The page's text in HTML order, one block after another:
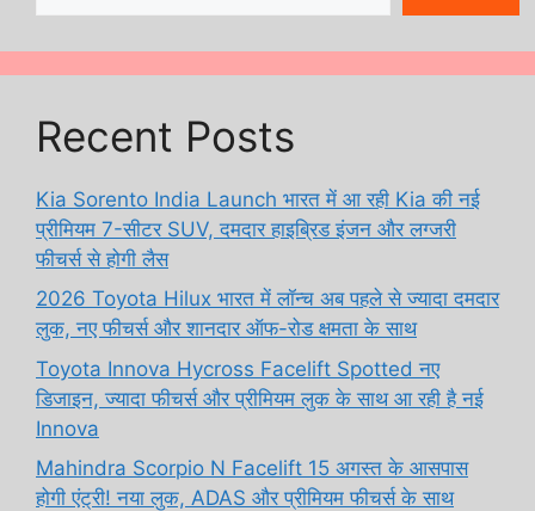
Recent Posts
Kia Sorento India Launch भारत में आ रही Kia की नई
प्रीमियम 7-सीटर SUV, दमदार हाइब्रिड इंजन और लग्जरी
फीचर्स से होगी लैस
2026 Toyota Hilux भारत में लॉन्च अब पहले से ज्यादा दमदार
लुक, नए फीचर्स और शानदार ऑफ-रोड क्षमता के साथ
Toyota Innova Hycross Facelift Spotted नए
डिजाइन, ज्यादा फीचर्स और प्रीमियम लुक के साथ आ रही है नई
Innova
Mahindra Scorpio N Facelift 15 अगस्त के आसपास
होगी एंट्री! नया लुक, ADAS और प्रीमियम फीचर्स के साथ